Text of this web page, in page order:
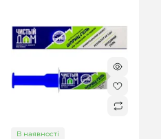
В наявності